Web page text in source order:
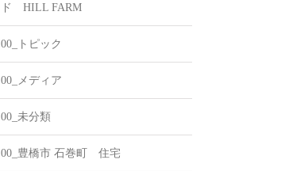
ド HILL FARM
00_トピック
00_メディア
00_未分類
00_豊橋市 石巻町 住宅